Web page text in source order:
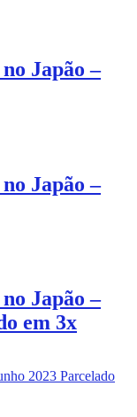
Japão –
Japão –
Japão –
em 3x